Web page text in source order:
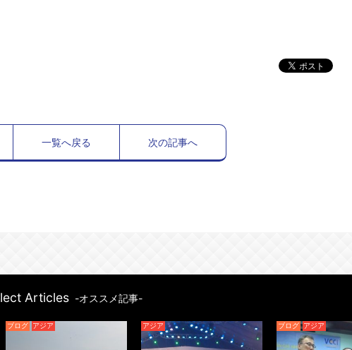
一覧へ戻る 次の記事へ
Articles -オススメ記事-
ブログ アジア